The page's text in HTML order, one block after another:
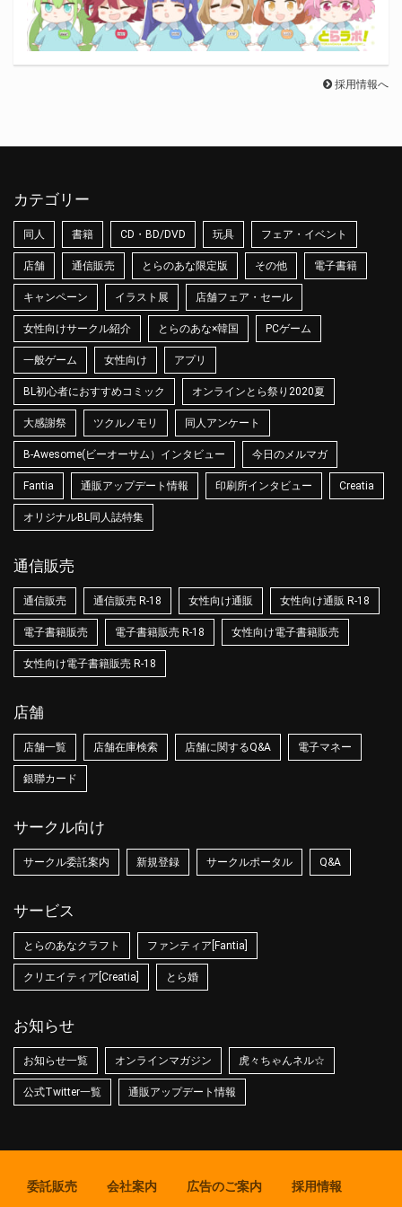
採用情報へ
カテゴリー
同人 書籍 CD・BD/DVD 玩具 フェア・イベント
店舗 通信販売 とらのあな限定版 その他 電子書籍
キャンペーン イラスト展 店舗フェア・セール
女性向けサークル紹介 とらのあな×韓国 PCゲーム
一般ゲーム 女性向け アプリ
BL初心者におすすめコミック オンラインとら祭り2020夏
大感謝祭 ツクルノモリ 同人アンケート
B-Awesome(ビーオーサム）インタビュー 今日のメルマガ
Fantia 通販アップデート情報 印刷所インタビュー Creatia
オリジナルBL同人誌特集
通信販売
通信販売 通信販売 R-18 女性向け通販 女性向け通販 R-18
電子書籍販売 電子書籍販売 R-18 女性向け電子書籍販売
女性向け電子書籍販売 R-18
店舗
店舗一覧 店舗在庫検索 店舗に関するQ&A 電子マネー
銀聯カード
サークル向け
サークル委託案内 新規登録 サークルポータル Q&A
サービス
とらのあなクラフト ファンティア[Fantia]
クリエイティア[Creatia] とら婚
お知らせ
お知らせ一覧 オンラインマガジン 虎々ちゃんネル☆
公式Twitter一覧 通販アップデート情報
委託販売 会社案内 広告のご案内 採用情報